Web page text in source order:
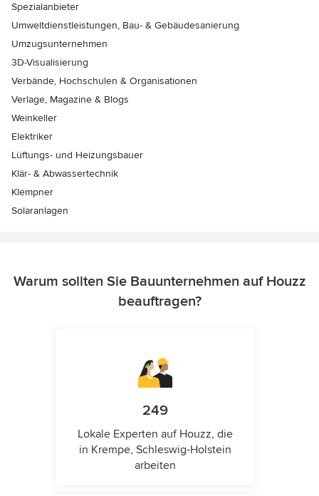
Spezialanbieter
Umweltdienstleistungen, Bau- & Gebäudesanierung
Umzugsunternehmen
3D-Visualisierung
Verbände, Hochschulen & Organisationen
Verlage, Magazine & Blogs
Weinkeller
Elektriker
Lüftungs- und Heizungsbauer
Klär- & Abwassertechnik
Klempner
Solaranlagen
Warum sollten Sie Bauunternehmen auf Houzz
beauftragen?
249
Lokale Experten auf Houzz, die
in Krempe, Schleswig-Holstein
arbeiten